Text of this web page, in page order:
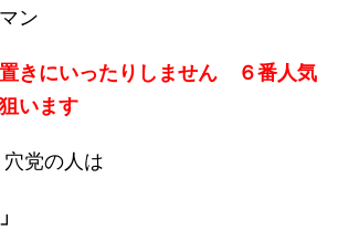
ン
きにいったりしません ６番人気
います
党の人は